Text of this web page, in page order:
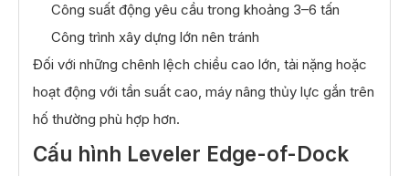
Công suất động yêu cầu trong khoảng 3–6 tấn
Công trình xây dựng lớn nên tránh
Đối với những chênh lệch chiều cao lớn, tải nặng hoặc
hoạt động với tần suất cao, máy nâng thủy lực gắn trên
hố thường phù hợp hơn.
Cấu hình Leveler Edge-of-Dock